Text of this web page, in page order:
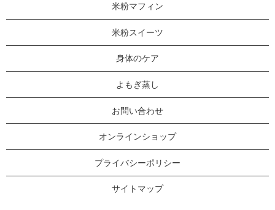
米粉マフィン
米粉スイーツ
身体のケア
よもぎ蒸し
お問い合わせ
オンラインショップ
プライバシーポリシー
サイトマップ